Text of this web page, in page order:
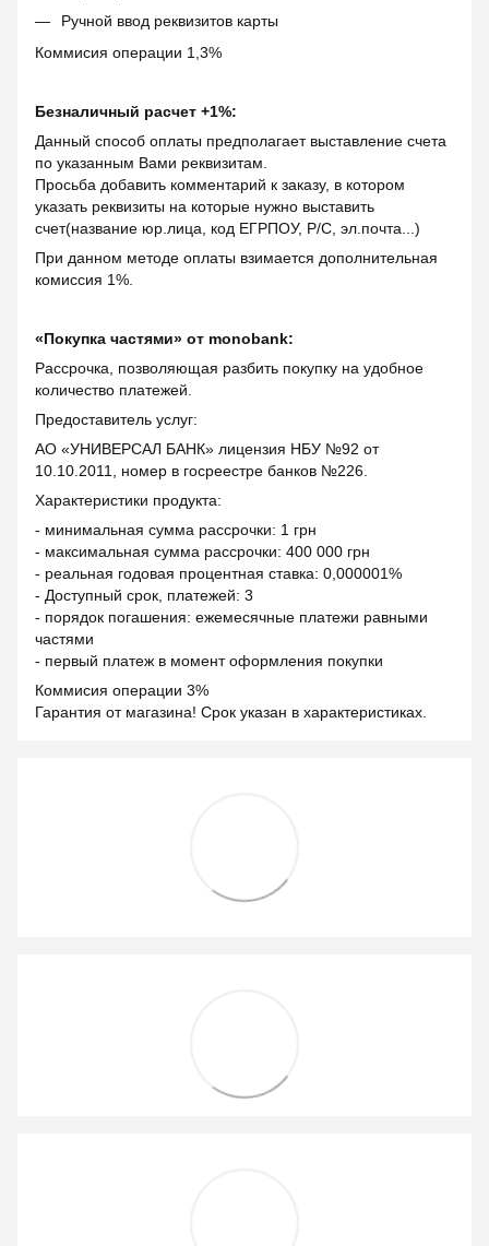
Ручной ввод реквизитов карты
Коммисия операции 1,3%
Безналичный расчет +1%:
Данный способ оплаты предполагает выставление счета
по указанным Вами реквизитам.
Просьба добавить комментарий к заказу, в котором
указать реквизиты на которые нужно выставить
счет(название юр.лица, код ЕГРПОУ, Р/С, эл.почта...)
При данном методе оплаты взимается дополнительная
комиссия 1%.
«Покупка частями» от monobank:
Рассрочка, позволяющая разбить покупку на удобное
количество платежей.
Предоставитель услуг:
АО «УНИВЕРСАЛ БАНК» лицензия НБУ №92 от
10.10.2011, номер в госреестре банков №226.
Характеристики продукта:
- минимальная сумма рассрочки: 1 грн
- максимальная сумма рассрочки: 400 000 грн
- реальная годовая процентная ставка: 0,000001%
- Доступный срок, платежей: 3
- порядок погашения: ежемесячные платежи равными
частями
- первый платеж в момент оформления покупки
Коммисия операции 3%
Гарантия от магазина! Срок указан в характеристиках.